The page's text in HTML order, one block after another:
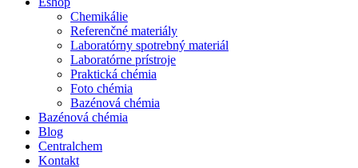
Chemikálie
Referenčné materiály
Laboratórny spotrebný materiál
Laboratórne prístroje
Praktická chémia
Foto chémia
Bazénová chémia
Bazénová chémia
Blog
Centralchem
Kontakt